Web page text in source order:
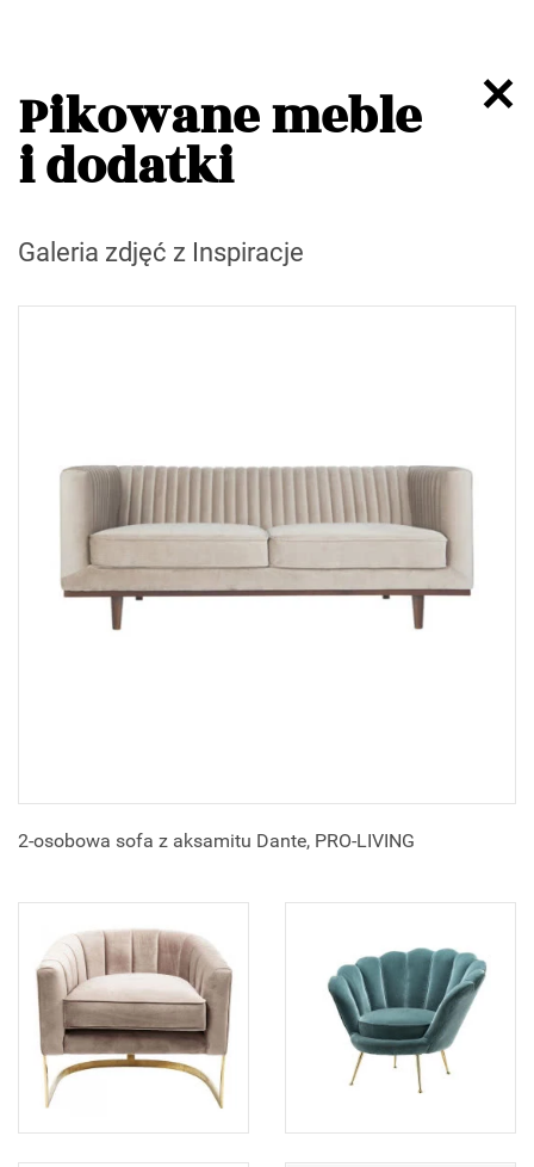
Pikowane meble
i dodatki
Galeria zdjęć z Inspiracje
2-osobowa sofa z aksamitu Dante, PRO-LIVING